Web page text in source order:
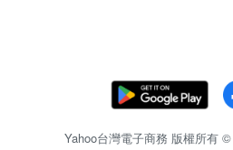
Yahoo台灣電子商務 版權所有